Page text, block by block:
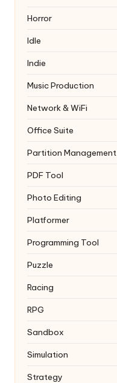
Horror
Idle
Indie
Music Production
Network & WiFi
Office Suite
Partition Management
PDF Tool
Photo Editing
Platformer
Programming Tool
Puzzle
Racing
RPG
Sandbox
Simulation
Strategy